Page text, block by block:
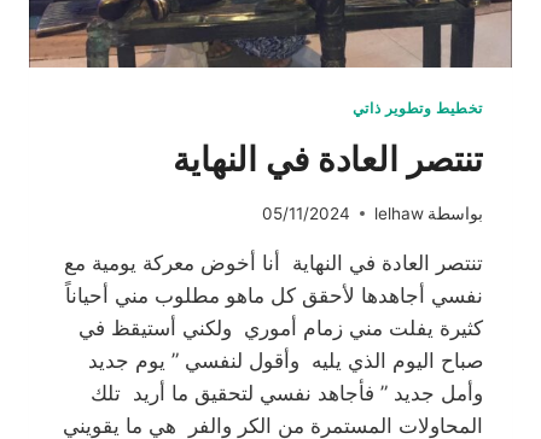
تخطيط وتطوير ذاتي
تنتصر العادة في النهاية
بواسطة lelhaw
05/11/2024
تنتصر العادة في النهاية أنا أخوض معركة يومية مع
نفسي أجاهدها لأحقق كل ماهو مطلوب مني أحياناً
كثيرة يفلت مني زمام أموري ولكني أستيقظ في
صباح اليوم الذي يليه وأقول لنفسي ” يوم جديد
وأمل جديد ” فأجاهد نفسي لتحقيق ما أريد تلك
المحاولات المستمرة من الكر والفر هي ما يقويني